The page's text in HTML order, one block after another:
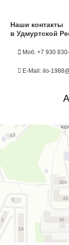
Наши контакты
в Удмуртской
Моб: +7 930
E-Mail: ilo-